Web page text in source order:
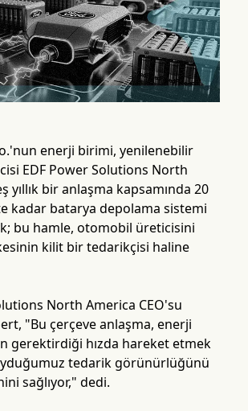
enerji birimi, yenilenebilir
EDF Power Solutions North
yıllık bir anlaşma kapsamında 20
kadar batarya depolama sistemi
bu hamle, otomobil üreticisini
kilit bir tedarikçisi haline
North America CEO'su
"Bu çerçeve anlaşma, enerji
gerektirdiği hızda hareket etmek
tedarik görünürlüğünü
sağlıyor," dedi.